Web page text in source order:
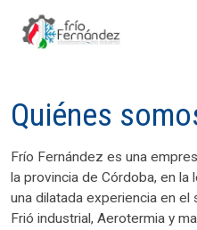
Quiénes
Frío Fernández es una
la provincia de Córdoba, en la
una dilatada experiencia en
Frió industrial, Aerotermia y